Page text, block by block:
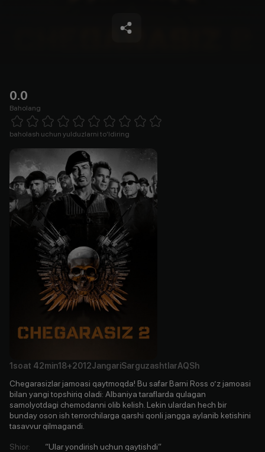
0.0
Baholang
1 Star 2 Stars 3 Stars 4 Stars5 Stars 6 Stars7 Stars8 Stars
baholash uchun yulduzlarni to'ldiring
1soat 42min18+2012JangariSarguzashtlarAQSh
Chegarasizlar jamoasi qaytmoqda! Bu safar Barni Ross o’z jamoasi
bilan yangi topshiriq oladi: Albaniya taraflarda qulagan
samolyotdagi chemodanni olib kelish. Lekin ulardan hech bir
bunday oson ish terrorchilarga qarshi qonli jangga aylanib ketishini
tasavvur qilmagandi.
Shior:
“Ular yondirish uchun qaytishdi”